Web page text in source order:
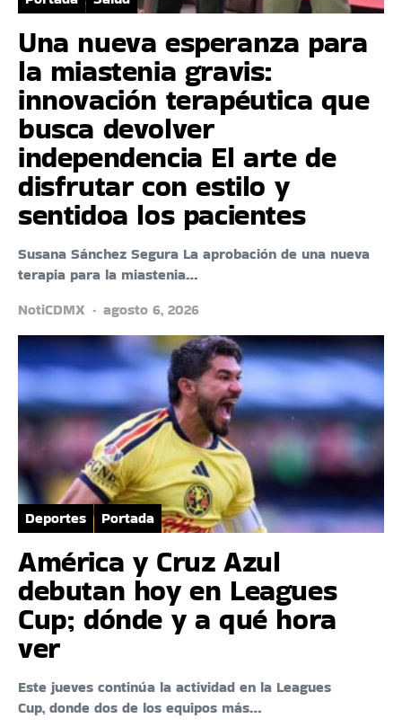
Una nueva esperanza para
la miastenia gravis:
innovación terapéutica que
busca devolver
independencia El arte de
disfrutar con estilo y
sentidoa los pacientes
Susana Sánchez Segura La aprobación de una nueva
terapia para la miastenia…
NotiCDMX
agosto 6, 2026
Deportes Portada
América y Cruz Azul
debutan hoy en Leagues
Cup; dónde y a qué hora
ver
Este jueves continúa la actividad en la Leagues
Cup, donde dos de los equipos más…